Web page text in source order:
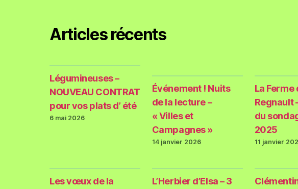
Articles récents
Légumineuses –
NOUVEAU CONTRAT
pour vos plats d’ été
6 mai 2026
Événement ! Nuits
de la lecture –
« Villes et
Campagnes »
14 janvier 2026
La Ferme
Regnault
du
2025
11 janvier
Les vœux de la
L’Herbier d’Elsa – 3